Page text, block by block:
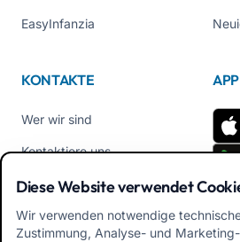
EasyInfanzia
KONTAKTE
Wer wir sind
Kontaktiere uns
Tel +39 02 84152514
APP
Diese Website verwendet
Wir verwenden notwendige
Zustimmung, Analyse- und